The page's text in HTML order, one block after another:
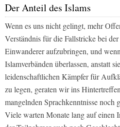
Der Anteil des Islams
Wenn es uns nicht gelingt, mehr
Verständnis für die Fallstricke bei
Einwanderer aufzubringen, und
Islamverbänden überlassen, anstatt
leidenschaftlichen Kämpfer für
zu legen, geraten wir ins
mangelnden Sprachkenntnisse noch
Viele warten Monate lang auf einen